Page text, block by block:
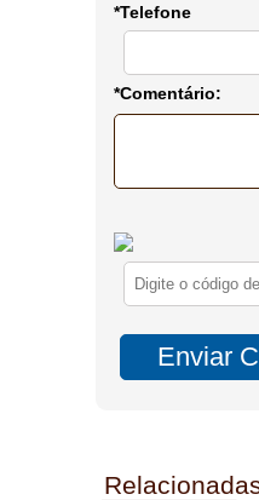
*Telefone
*Comentário: